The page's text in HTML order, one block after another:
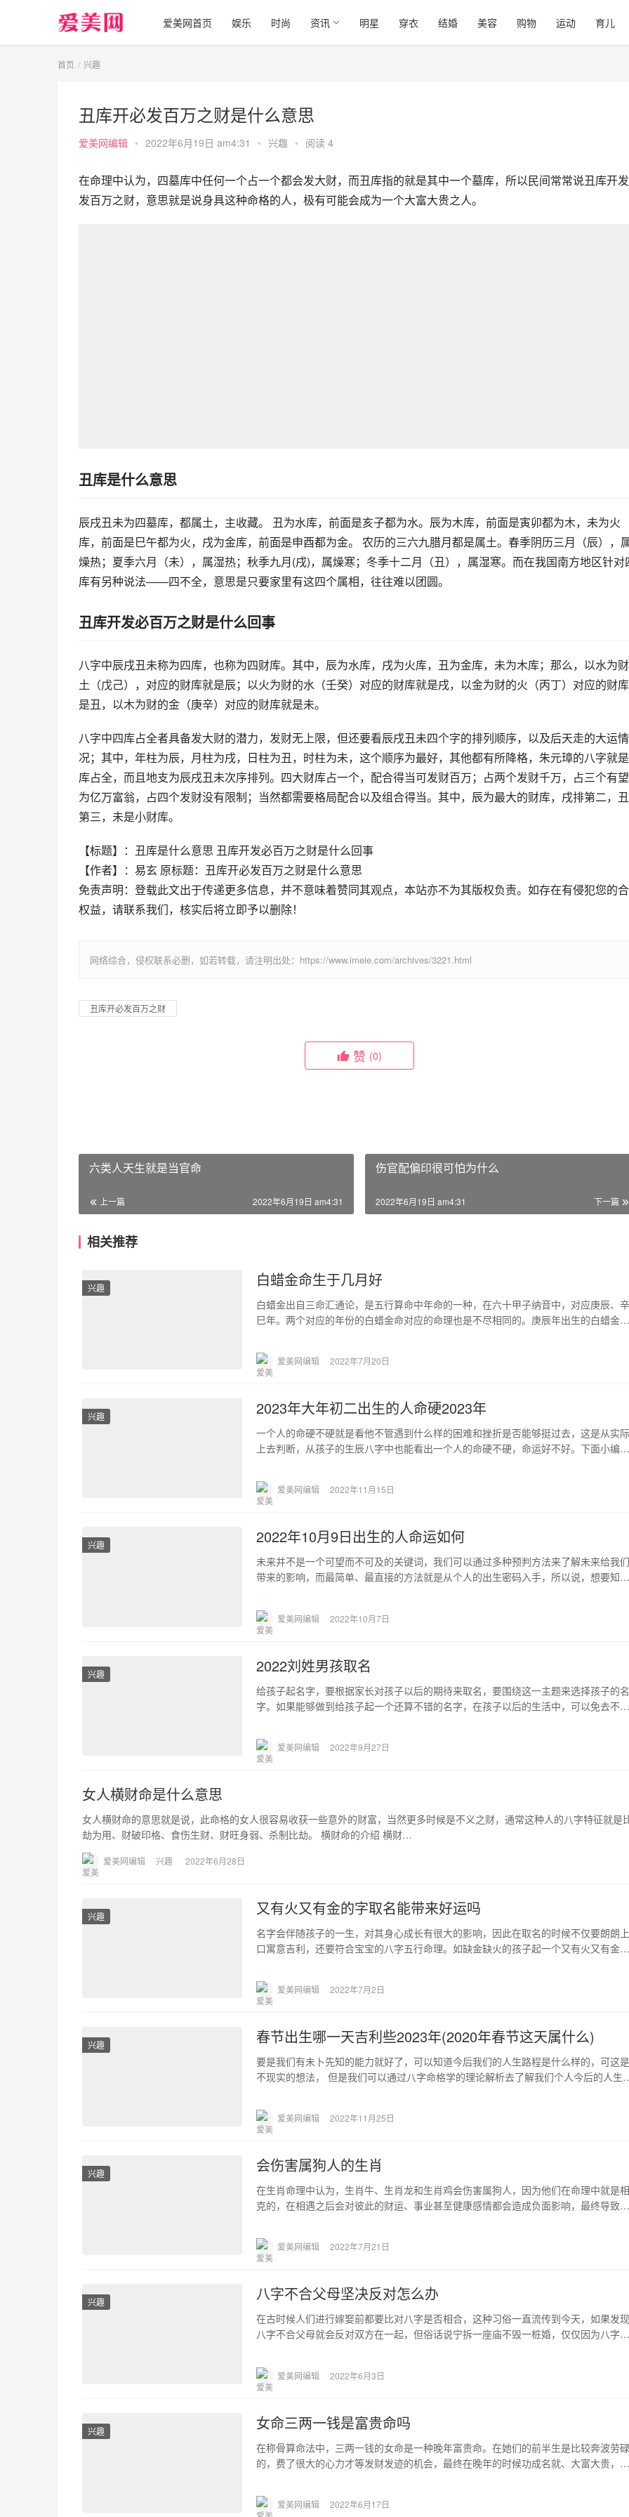
爱美网首页 娱乐 时尚 资讯 明星 穿衣 结婚 美容 购物 运动 育儿
首页 兴趣
丑库开必发百万之财是什么意思
爱美网编辑 • 2022年6月19日 am4:31 • 兴趣 • 阅读 4
在命理中认为，四墓库中任何一个占一个都会发大财，而丑库指的就是其中一个墓库，所以民间常常说丑库开
发百万之财，意思就是说身具这种命格的人，极有可能会成为一个大富大贵之人。
丑库是什么意思
辰戌丑未为四墓库，都属土，主收藏。 丑为水库，前面是亥子都为水。辰为木库，前面是寅卯都为木，未为火
库，前面是巳午都为火，戌为金库，前面是申酉都为金。 农历的三六九腊月都是属土。春季阴历三月（辰），
燥热；夏季六月（未），属湿热；秋季九月(戌)，属燥寒；冬季十二月（丑），属湿寒。而在我国南方地区针对
库有另种说法——四不全，意思是只要家里有这四个属相，往往难以团圆。
丑库开发必百万之财是什么回事
八字中辰戌丑未称为四库，也称为四财库。其中，辰为水库，戌为火库，丑为金库，未为木库；那么，以水为
土（戊己），对应的财库就是辰；以火为财的水（壬癸）对应的财库就是戌，以金为财的火（丙丁）对应的财
是丑，以木为财的金（庚辛）对应的财库就是未。
八字中四库占全者具备发大财的潜力，发财无上限，但还要看辰戌丑未四个字的排列顺序，以及后天走的大运情
况；其中，年柱为辰，月柱为戌，日柱为丑，时柱为未，这个顺序为最好，其他都有所降格，朱元璋的八字就
库占全，而且地支为辰戌丑未次序排列。四大财库占一个，配合得当可发财百万；占两个发财千万，占三个有
为亿万富翁，占四个发财没有限制；当然都需要格局配合以及组合得当。其中，辰为最大的财库，戌排第二，
第三，未是小财库。
【标题】：丑库是什么意思 丑库开发必百万之财是什么回事
【作者】：易玄 原标题：丑库开必发百万之财是什么意思
免责声明：登载此文出于传递更多信息，并不意味着赞同其观点，本站亦不为其版权负责。如存在有侵犯您的
权益，请联系我们，核实后将立即予以删除！
网络综合，侵权联系必删，如若转载，请注明出处：https://www.imeie.com/archives/3221.html
丑库开必发百万之财
赞 (0)
六类人天生就是当官命
上一篇 2022年6月19日 am4:31
伤官配偏印很可怕为什么
下一篇
2022年6月19日 am4:31
相关推荐
兴趣 白蜡金命生于几月好
白蜡金出自三命汇通论，是五行算命中年命的一种，在六十甲子纳音中，对应庚辰、辛
巳年。两个对应的年份的白蜡金命对应的命理也是不尽相同的。庚辰年出生的白蜡金命
爱美网编辑 2022年7月20日
兴趣 2023年大年初二出生的人命硬2023年
一个人的命硬不硬就是看他不管遇到什么样的困难和挫折是否能够挺过去，这是从实际
上去判断，从孩子的生辰八字中也能看出一个人的命硬不硬，命运好不好。下面小编整
爱美网编辑 2022年11月15日
兴趣 2022年10月9日出生的人命运如何
未来并不是一个可望而不可及的关键词，我们可以通过多种预判方法来了解未来给我们
带来的影响，而最简单、最直接的方法就是从个人的出生密码入手，所以说，想要知道
爱美网编辑 2022年10月7日
兴趣 2022刘姓男孩取名
给孩子起名字，要根据家长对孩子以后的期待来取名，要围绕这一主题来选择孩子的名
字。如果能够做到给孩子起一个还算不错的名字，在孩子以后的生活中，可以免去不少
爱美网编辑 2022年9月27日
女人横财命是什么意思
女人横财命的意思就是说，此命格的女人很容易收获一些意外的财富，当然更多时候是不义之财，通常这种人的八字特征就是
劫为用、财破印格、食伤生财、财旺身弱、杀制比劫。 横财命的介绍 横财…
爱美网编辑 兴趣 2022年6月28日
兴趣 又有火又有金的字取名能带来好运吗
名字会伴随孩子的一生，对其身心成长有很大的影响，因此在取名的时候不仅要朗朗上
口寓意吉利，还要符合宝宝的八字五行命理。如缺金缺火的孩子起一个又有火又有金的
爱美网编辑 2022年7月2日
兴趣 春节出生哪一天吉利些2023年(2020年春节这天属什么)
要是我们有未卜先知的能力就好了，可以知道今后我们的人生路程是什么样的，可这是
不现实的想法， 但是我们可以通过八字命格学的理论解析去了解我们个人今后的人生
爱美网编辑 2022年11月25日
兴趣 会伤害属狗人的生肖
在生肖命理中认为，生肖牛、生肖龙和生肖鸡会伤害属狗人，因为他们在命理中就是相
克的，在相遇之后会对彼此的财运、事业甚至健康感情都会造成负面影响，最终导致属
爱美网编辑 2022年7月21日
兴趣 八字不合父母坚决反对怎么办
在古时候人们进行嫁娶前都要比对八字是否相合，这种习俗一直流传到今天，如果发现
八字不合父母就会反对双方在一起，但俗话说宁拆一座庙不毁一桩婚，仅仅因为八字不
爱美网编辑 2022年6月3日
兴趣 女命三两一钱是富贵命吗
在称骨算命法中，三两一钱的女命是一种晚年富贵命。在她们的前半生是比较奔波劳碌
的，费了很大的心力才等发财发迹的机会，最终在晚年的时候功成名就、大富大贵，所
爱美网编辑 2022年6月17日